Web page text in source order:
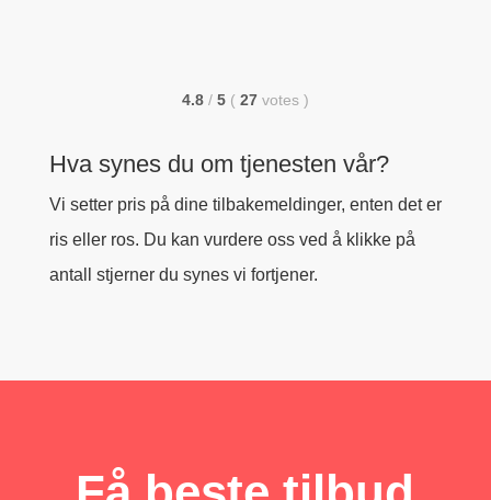
4.8 / 5 ( 27 votes )
Hva synes du om tjenesten vår?
Vi setter pris på dine tilbakemeldinger, enten det er
ris eller ros. Du kan vurdere oss ved å klikke på
antall stjerner du synes vi fortjener.